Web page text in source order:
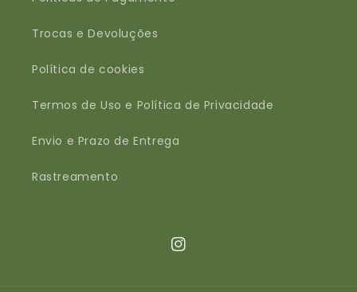
Trocas e Devoluções
Política de cookies
Termos de Uso e Política de Privacidade
Envio e Prazo de Entrega
Rastreamento
Instagram